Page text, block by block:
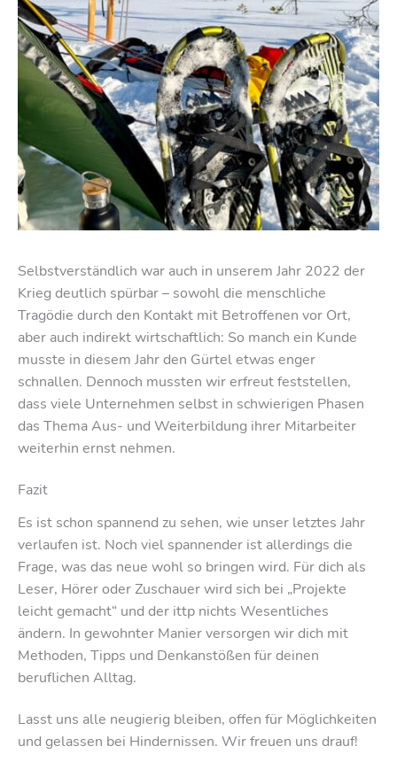
Selbstverständlich war auch in unserem Jahr 2022 der
Krieg deutlich spürbar – sowohl die menschliche
Tragödie durch den Kontakt mit Betroffenen vor Ort,
aber auch indirekt wirtschaftlich: So manch ein Kunde
musste in diesem Jahr den Gürtel etwas enger
schnallen. Dennoch mussten wir erfreut feststellen,
dass viele Unternehmen selbst in schwierigen Phasen
das Thema Aus- und Weiterbildung ihrer Mitarbeiter
weiterhin ernst nehmen.
Fazit
Es ist schon spannend zu sehen, wie unser letztes Jahr
verlaufen ist. Noch viel spannender ist allerdings die
Frage, was das neue wohl so bringen wird. Für dich als
Leser, Hörer oder Zuschauer wird sich bei „Projekte
leicht gemacht“ und der ittp nichts Wesentliches
ändern. In gewohnter Manier versorgen wir dich mit
Methoden, Tipps und Denkanstößen für deinen
beruflichen Alltag.
Lasst uns alle neugierig bleiben, offen für Möglichkeiten
und gelassen bei Hindernissen. Wir freuen uns drauf!